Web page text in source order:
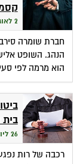
2 לאוגוסט 2026
חברת שומרה
הנהג. השופט
הוא מרמה לפי סעיף 25 לחוק חוזה
26 ליולי 2026
רכבה של רות